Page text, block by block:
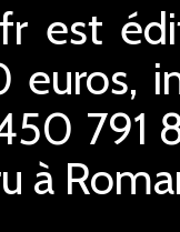
est
791
à